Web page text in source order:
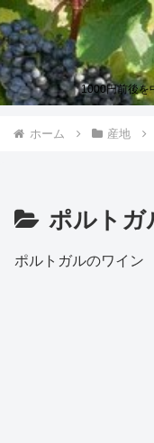
1000円前後を
ホーム 産地
ポルトガ
ポルトガルのワイン